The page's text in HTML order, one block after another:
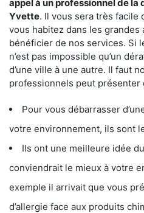
appel à un professionnel de
Yvette. Il vous sera très
vous habitez dans les grandes
bénéficier de nos services. Si
n’est pas impossible qu’un
d’une ville à une autre. Il faut
professionnels peut présenter
Pour vous débarrasser
votre environnement, ils sont
Ils ont une meilleure idée
conviendrait le mieux à votre
exemple il arrivait que vous
d’allergie face aux produits